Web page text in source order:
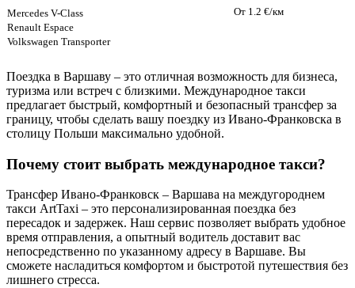
Mercedes V-Class
Renault Espace
Volkswagen Transporter
От 1.2 €/км
Поездка в Варшаву – это отличная возможность для бизнеса,
туризма или встреч с близкими. Международное такси
предлагает быстрый, комфортный и безопасный трансфер за
границу, чтобы сделать вашу поездку из Ивано-Франковска в
столицу Польши максимально удобной.
Почему стоит выбрать международное такси?
Трансфер Ивано-Франковск – Варшава на междугороднем
такси ArtTaxi – это персонализированная поездка без
пересадок и задержек. Наш сервис позволяет выбрать удобное
время отправления, а опытный водитель доставит вас
непосредственно по указанному адресу в Варшаве. Вы
сможете насладиться комфортом и быстротой путешествия без
лишнего стресса.